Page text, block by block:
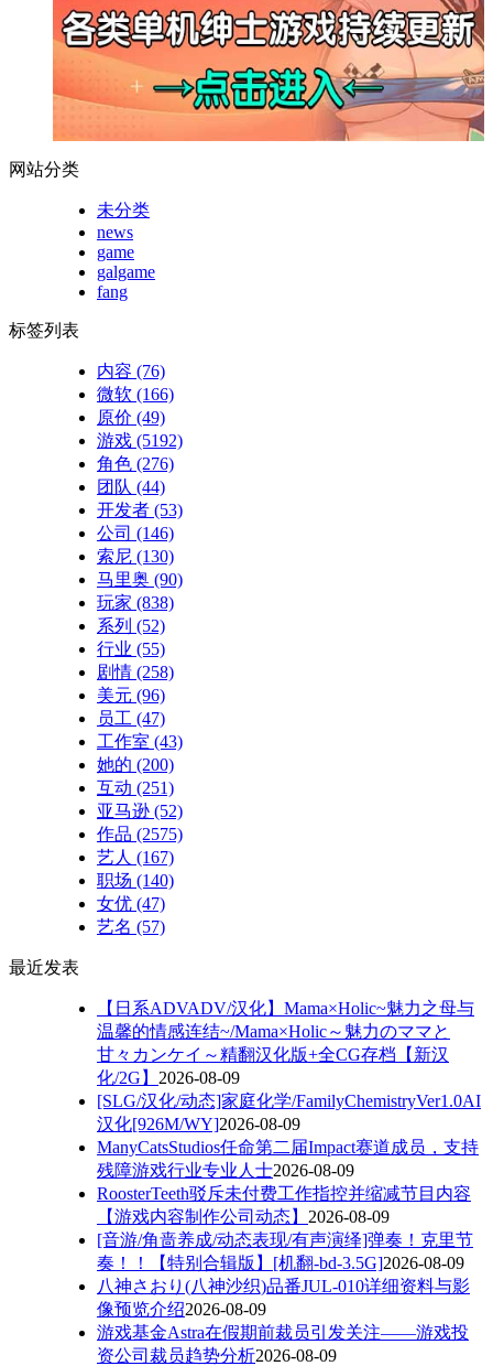
网站分类
未分类
news
game
galgame
fang
标签列表
内容 (76)
微软 (166)
原价 (49)
游戏 (5192)
角色 (276)
团队 (44)
开发者 (53)
公司 (146)
索尼 (130)
马里奥 (90)
玩家 (838)
系列 (52)
行业 (55)
剧情 (258)
美元 (96)
员工 (47)
工作室 (43)
她的 (200)
互动 (251)
亚马逊 (52)
作品 (2575)
艺人 (167)
职场 (140)
女优 (47)
艺名 (57)
最近发表
【日系ADVADV/汉化】Mama×Holic~魅力之母与
温馨的情感连结~/Mama×Holic～魅力のママと
甘々カンケイ～精翻汉化版+全CG存档【新汉
化/2G】 2026-08-09
[SLG/汉化/动态]家庭化学/FamilyChemistryVer1.0AI
汉化[926M/WY]2026-08-09
ManyCatsStudios任命第二届Impact赛道成员，支持
残障游戏行业专业人士2026-08-09
RoosterTeeth驳斥未付费工作指控并缩减节目内容
【游戏内容制作公司动态】 2026-08-09
[音游/角啬养成/动态表现/有声演绎]弹奏！克里节
奏！！【特别合辑版】[机翻-bd-3.5G]2026-08-09
八神さおり(八神沙织)品番JUL-010详细资料与影
像预览介绍2026-08-09
游戏基金Astra在假期前裁员引发关注——游戏投
资公司裁员趋势分析2026-08-09